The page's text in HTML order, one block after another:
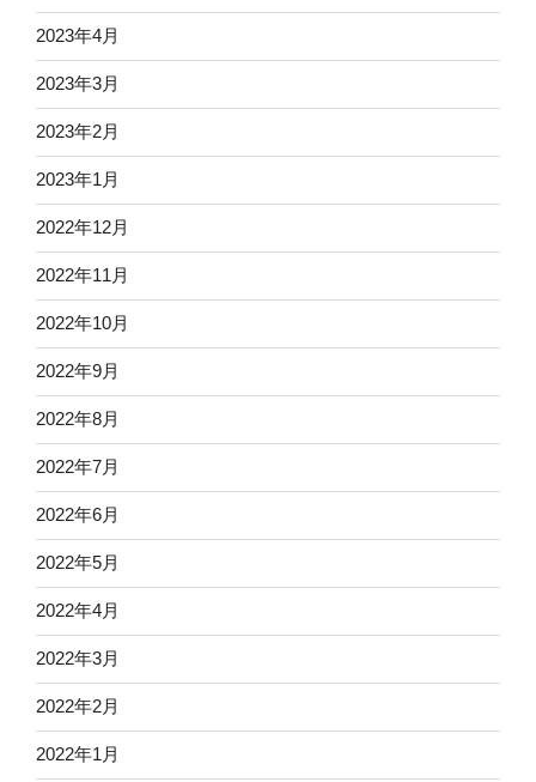
2023年4月
2023年3月
2023年2月
2023年1月
2022年12月
2022年11月
2022年10月
2022年9月
2022年8月
2022年7月
2022年6月
2022年5月
2022年4月
2022年3月
2022年2月
2022年1月